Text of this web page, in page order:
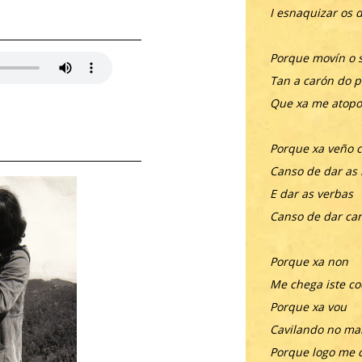
I esnaquizar os
Porque movín o
Tan a carón do
Que xa me
Porque xa veño
Canso de dar as
E dar as verbas
Canso de dar
Porque xa non
Me chega iste
Porque xa vou
Cavilando no
Porque logo me